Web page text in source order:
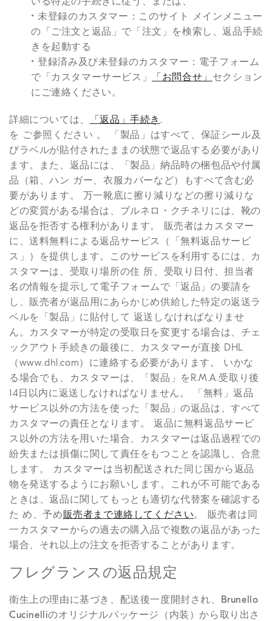
• 未登録のカスタマー：このサイト メインメニュー
の「ご注文と返品」で「注文」を検索し、返品手続
きを起動する
• 登録済み及び未登録のカスタマー：電子フォーム
で「カスタマーサービス」
「お問合せ」 セクション
にご連絡ください。
詳細については、 「返品」手続き .
を ご参照ください 。 「製品」はすべて、保証シール及
びラベルが貼付されたままの状態で返品する必要があり
ます。また、返品には、「製品」納品時の梱包品や付属
品（箱、ハン ガー、衣服カバーなど）もすべて含む必
要があります。 万一靴底に擦り減りなどの擦り減りな
どの変質がある場合は、ブルネロ・クチネリには、靴の
返品を拒否する権利があります。 販売者はカスタマー
に、送料無料による返品サービス（「無料返品サービ
ス」）を提供します。このサービスを利用するには、カ
スタマーは、受取り場所の住 所、受取り日付、担当者
名の情報を提示して電子フォームで「返品」の要請を
し、販売者が返品用にあらかじめ供給した特定の返送ラ
ベルを「製品」に貼付して 返送しなければなりませ
ん。カスタマーが特定の受取日を変更する場合は、チェ
ックアウト手続きの最後に、カスタマーが直接 DHL
（www.dhl.com）に連絡する必要があります。 いかな
る場合でも、カスタマーは、「製品」をR.M.A.受取り後
14日以内に返送しなければなりません。 「無料」返品
サービス以外の方法を使った「製品」の返品は、すべて
カスタマーの責任となります。 返品に無料返品サービ
ス以外の方法を用いた場合、カスタマーは返品過程での
紛失または損傷に関して責任をもつことを認識し、合意
します。 カスタマーは当初配送された同じ国から返品
物を発送するようにお願いします。これが不可能である
ときは、返品に関してもっとも適切な代替案を確認する
た め、予め販売者まで連絡してください。 販売者は同
一カスタマーからの過去の購入品で複数の返品があった
場合、それ以上の注文を拒否することがあります。
フレグランスの返品規定
衛生上の理由に基づき、配送後一度開封され、Brunello
Cucinelliのオリジナルパッケージ（内装）から取り出さ